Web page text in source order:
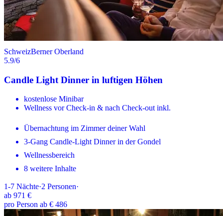
SchweizBerner Oberland
5.9/6
Candle Light Dinner in luftigen Höhen
kostenlose Minibar
Wellness vor Check-in & nach Check-out inkl.
Übernachtung im Zimmer deiner Wahl
3-Gang Candle-Light Dinner in der Gondel
Wellnessbereich
8 weitere Inhalte
1-7 Nächte·2 Personen·
ab 971 €
pro Person ab € 486